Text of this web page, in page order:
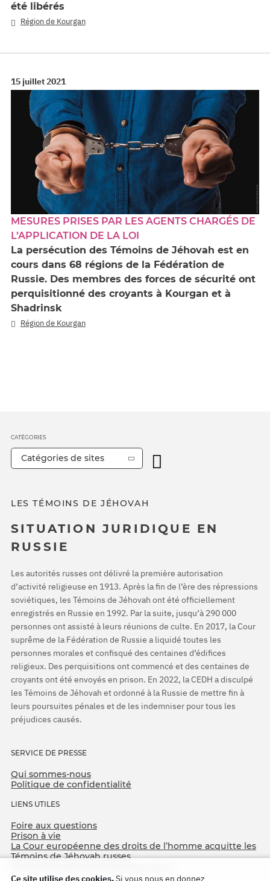
été libérés
Région de Kourgan
15 juillet 2021
MESURES PRISES PAR LES AGENTS CHARGÉS DE
L’APPLICATION DE LA LOI
La persécution des Témoins de Jéhovah est en
cours dans 68 régions de la Fédération de
Russie. Des membres des forces de sécurité ont
perquisitionné des croyants à Kourgan et à
Shadrinsk
Région de Kourgan
LES TÉMOINS DE JÉHOVAH
SITUATION JURIDIQUE EN
RUSSIE
Les autorités russes ont délivré la première autorisation
d’activité religieuse en 1913. Après la fin de l’ère des répressions
soviétiques, les Témoins de Jéhovah ont été officiellement
enregistrés en Russie en 1992. Par la suite, jusqu’à 290 000
personnes ont assisté à leurs réunions de culte. En 2017, la Cour
suprême de la Fédération de Russie a liquidé toutes les
personnes morales et confisqué des centaines d’édifices
religieux. Des perquisitions ont commencé et des centaines de
croyants ont été envoyés en prison. En 2022, la CEDH a disculpé
les Témoins de Jéhovah et ordonné à la Russie de mettre fin à
leurs poursuites pénales et de les indemniser pour tous les
préjudices causés.
SERVICE DE PRESSE
Qui sommes-nous
Politique de confidentialité
LIENS UTILES
Foire aux questions
Prison à vie
La Cour européenne des droits de l’homme acquitte les
Témoins de Jéhovah russes
CATÉGORIES
Catégories de sites
Ce site utilise des cookies.Si vous nous en donnez